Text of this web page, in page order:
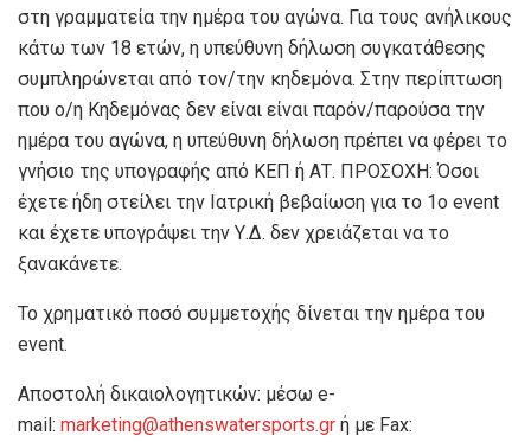
στη γραμματεία την ημέρα του αγώνα. Για τους ανήλικους
κάτω των 18 ετών, η υπεύθυνη δήλωση συγκατάθεσης
συμπληρώνεται από τον/την κηδεμόνα. Στην περίπτωση
που ο/η Κηδεμόνας δεν είναι είναι παρόν/παρούσα την
ημέρα του αγώνα, η υπεύθυνη δήλωση πρέπει να φέρει το
γνήσιο της υπογραφής από ΚΕΠ ή ΑΤ. ΠΡΟΣΟΧΗ: Όσοι
έχετε ήδη στείλει την Ιατρική βεβαίωση για το 1ο event
και έχετε υπογράψει την Υ.Δ. δεν χρειάζεται να το
ξανακάνετε.
Το χρηματικό ποσό συμμετοχής δίνεται την ημέρα του
event.
Αποστολή δικαιολογητικών: μέσω e-
mail: marketing@athenswatersports.gr ή με Fax: